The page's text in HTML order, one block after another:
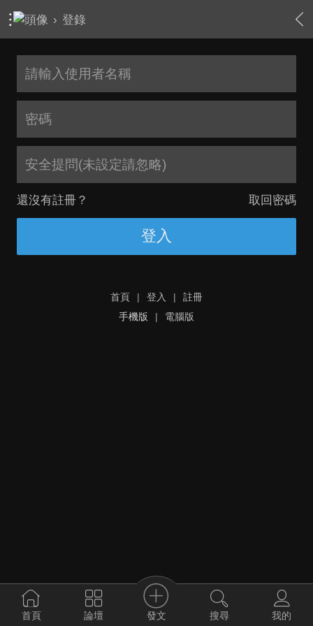
› 登錄
安全提問(未設定請忽略)
還沒有註冊？ 取回密碼
登入
首頁 | 登入 |
註冊
手機版
| 電腦版
首頁 論壇 發文 搜尋 我的